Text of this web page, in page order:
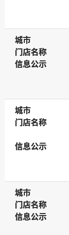
城市
城市
门店名称
门店名称
信息公示
信息公示
城市
城市
门店名称
门店名称
信息公示
信息公示
城市
城市
门店名称
门店名称
信息公示
信息公示